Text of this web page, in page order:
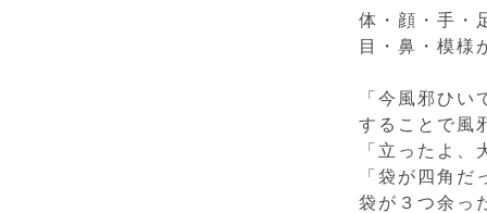
体・顔・手・
目・鼻・模様
「今風邪ひ
することで風
「立ったよ
「袋が四角
袋が３つ余っ